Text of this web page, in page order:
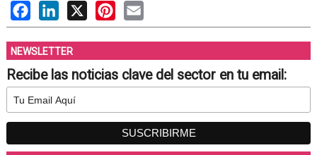
FacebookLinkedIn
X PinterestEmail
NEWSLETTER
Recibe las noticias clave del sector en tu email: